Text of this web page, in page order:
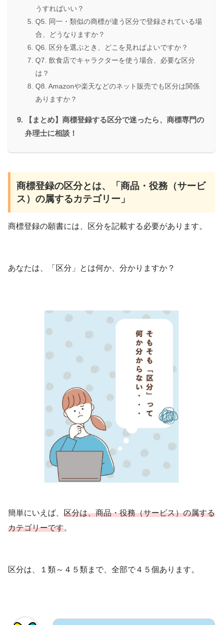
うすればいい？
Q5. 同一・類似の商標が違う区分で登録されている場
合、どうなりますか？
Q6. 区分を選ぶとき、どこを見ればよいですか？
Q7. 飲食店でキャラクターを使う場合、必要な区分
は？
Q8. Amazonや楽天などのネット販売でも区分は関係
ありますか？
【まとめ】商標登録する区分で迷ったら、商標専門の
弁理士に相談！
商標登録の区分とは、「商品・役務（サービ
ス）の属するカテゴリー」
商標登録の願書には、区分を記載する必要があります。
あなたは、「区分」とは何か、分かりますか？
簡単にいえば、 区分は、商品・役務（サービス）の属する
カテゴリーです。
区分は、１類～４５類まで、全部で４５個あります。